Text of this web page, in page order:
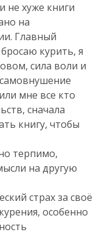
не хуже книги
на
Главный
курить, я
сила воли и
мне все кто
сначала
книгу, чтобы
терпимо,
на другую
страх за своё
особенно